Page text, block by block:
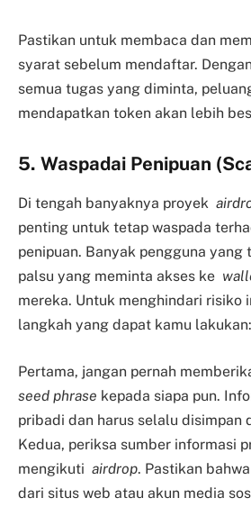
Pastikan untuk membaca dan
syarat sebelum mendaftar.
semua tugas yang diminta,
mendapatkan token akan lebih
5. Waspadai Penipuan
Di tengah banyaknya proyek
penting untuk tetap waspada
penipuan. Banyak pengguna yang
palsu yang meminta akses ke
mereka. Untuk menghindari risiko
langkah yang dapat kamu lakukan:
Pertama, jangan pernah
seed phrase kepada siapa pun.
pribadi dan harus selalu disimpan
Kedua, periksa sumber informasi
mengikuti airdrop. Pastikan
dari situs web atau akun media